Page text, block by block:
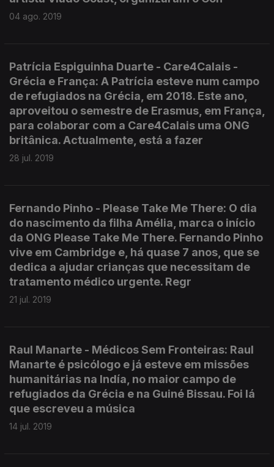
04 ago. 2019
Patrícia Espiguinha Duarte - Care4Calais -
Grécia e França: A Patrícia esteve num campo
de refugiados na Grécia, em 2018. Este ano,
aproveitou o semestre de Erasmus, em França,
para colaborar com a Care4Calais uma ONG
britânica. Actualmente, está a fazer
28 jul. 2019
Fernando Pinho - Please Take Me There: O dia
do nascimento da filha Amélia, marca o início
da ONG Please Take Me There. Fernando Pinho
vive em Cambridge e, há quase 7 anos, que se
dedica a ajudar crianças que necessitam de
tratamento médico urgente. Regr
21 jul. 2019
Raul Manarte - Médicos Sem Fronteiras: Raul
Manarte é psicólogo e já esteve em missões
humanitárias na Indía, no maior campo de
refugiados da Grécia e na Guiné Bissau. Foi lá
que escreveu a música
14 jul. 2019